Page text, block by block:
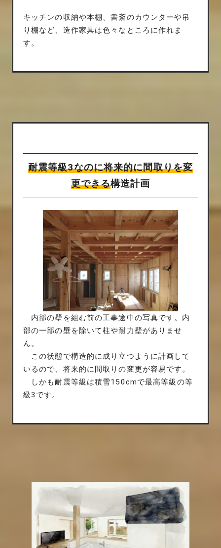
キッチンの収納や本棚、書斎のカウンターや吊
り棚など、造作家具は色々なところに作れま
す。
耐震等級3なのに将来的に間取りを変
更できる構造計画
内部の壁を組む前の工事途中の写真です。内
部の一部の壁を除いて柱や耐力壁がありませ
ん。
この状態で構造的に成り立つように計画して
いるので、将来的に間取りの変更が容易です。
しかも耐震等級は積雪150cmで最高等級の等
級3です。